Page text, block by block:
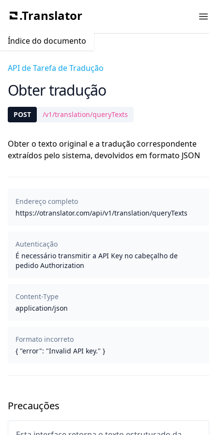
.Translator
Índice do documento
API de Tarefa de Tradução
Obter tradução
POST /v1/translation/queryTexts
Obter o texto original e a tradução correspondente
extraídos pelo sistema, devolvidos em formato JSON
Endereço completo
https://otranslator.com/api/v1/translation/queryTexts
Autenticação
É necessário transmitir a API Key no cabeçalho de
pedido Authorization
Content-Type
application/json
Formato incorreto
{ "error": "Invalid API key." }
Precauções